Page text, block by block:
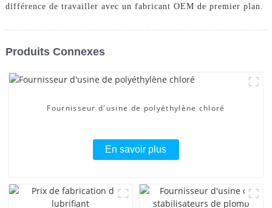
différence de travailler avec un fabricant OEM de premier plan.
Produits Connexes
Fournisseur d'usine de polyéthylène chloré
En savoir plus